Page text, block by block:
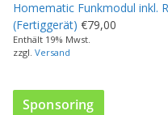
k
t
w
Homematic Funkmodul inkl.
(Fertiggerät) €79,00
Enthält 19% Mwst.
zzgl. Versand
Sponsoring